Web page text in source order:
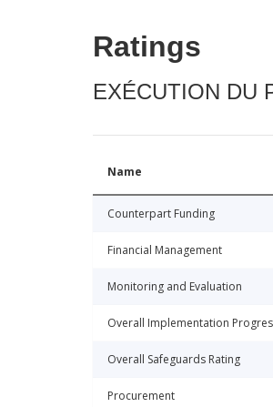
Ratings
EXÉCUTION DU
Name
Counterpart Funding
Financial Management
Monitoring and Evaluation
Overall Implementation
Overall Safeguards Rating
Procurement